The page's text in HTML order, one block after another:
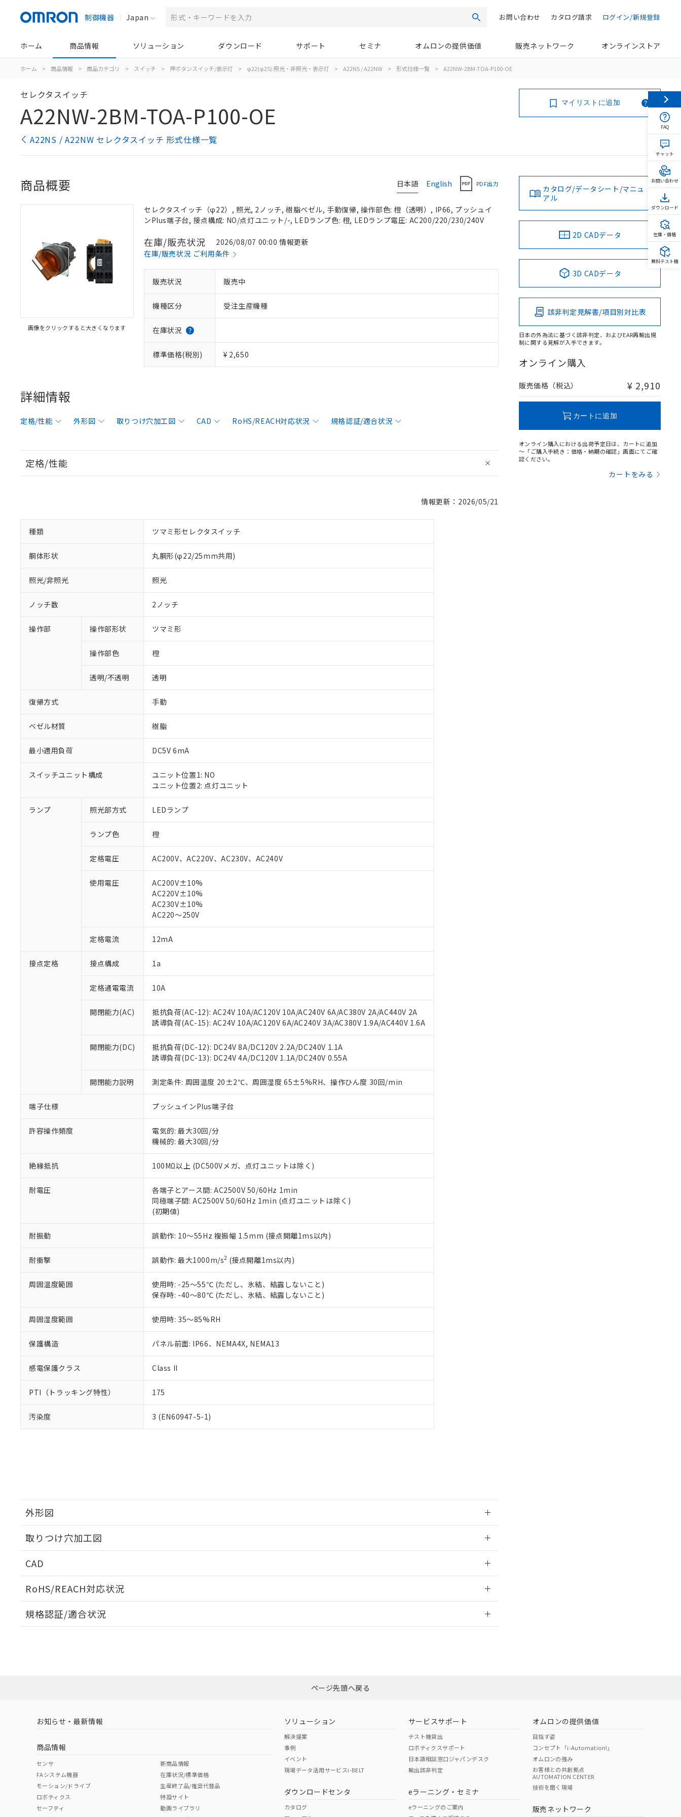
制御機器 Japan 検索 ログイン/新規登録
カタログ請求
お問い合わせ
ホーム 商品情報 ソリューション ダウンロード サポート セミナ オムロンの提供価値 販売ネットワーク オンラインストア
ホーム > 商品情報 > 商品カテゴリ > スイッチ > 押ボタンスイッチ/表示灯 > φ22(φ25):照光・非照光・表示灯 > A22NS / A22NW > 形式仕様一覧 > A22NW-2BM-TOA-P100-OE
セレクタスイッチ
A22NW-2BM-TOA-P100-OE
A22NS / A22NW セレクタスイッチ 形式仕様一覧
マイリストに追加
日本語 English PDF出力
商品概要
画像をクリックすると大きくなります
セレクタスイッチ（φ22）, 照光, 2ノッチ, 樹脂ベゼル, 手動復帰, 操作部色: 橙（透明）, IP66, プッシュイ
ンPlus端子台, 接点構成: NO/点灯ユニット/-, LEDランプ色: 橙, LEDランプ電圧: AC200/220/230/240V
在庫/販売状況
2026/08/07 00:00 情報更新
在庫/販売状況 ご利用条件
販売状況 販売中
機種区分 受注生産機種
在庫状況
標準価格(税別) ¥ 2,650
詳細情報
定格/性能 外形図 取りつけ穴加工図 CAD RoHS/REACH対応状況 規格認証/適合状況
定格/性能
情報更新：2026/05/21
種類 ツマミ形セレクタスイッチ
胴体形状 丸胴形(φ22/25mm共用)
照光/非照光 照光
ノッチ数 2ノッチ
操作部 操作部形状 ツマミ形
操作部色 橙
透明/不透明 透明
復帰方式 手動
ベゼル材質 樹脂
最小適用負荷 DC5V 6mA
スイッチユニット構成
ユニット位置1: NO
ユニット位置2: 点灯ユニット
ランプ 照光部方式 LEDランプ
ランプ色 橙
定格電圧 AC200V、AC220V、AC230V、AC240V
使用電圧
AC200V±10%
AC220V±10%
AC230V±10%
AC220～250V
定格電流 12mA
接点定格 接点構成 1a
定格通電電流 10A
開閉能力(AC)
抵抗負荷(AC-12): AC24V 10A/AC120V 10A/AC240V 6A/AC380V 2A/AC440V 2A
誘導負荷(AC-15): AC24V 10A/AC120V 6A/AC240V 3A/AC380V 1.9A/AC440V 1.6A
開閉能力(DC)
抵抗負荷(DC-12): DC24V 8A/DC120V 2.2A/DC240V 1.1A
誘導負荷(DC-13): DC24V 4A/DC120V 1.1A/DC240V 0.55A
開閉能力説明 測定条件: 周囲温度 20±2℃、周囲湿度 65±5%RH、操作ひん度 30回/min
端子仕様 プッシュインPlus端子台
許容操作頻度
電気的: 最大30回/分
機械的: 最大30回/分
絶縁抵抗 100MΩ以上 (DC500Vメガ、点灯ユニットは除く)
耐電圧
各端子とアース間: AC2500V 50/60Hz 1min
同極端子間: AC2500V 50/60Hz 1min (点灯ユニットは除く)
(初期値)
耐振動 誤動作: 10～55Hz 複振幅 1.5mm (接点開離1ms以内)
耐衝撃 誤動作: 最大1000m/s2 (接点開離1ms以内)
周囲温度範囲
使用時: -25～55℃ (ただし、氷結、結露しないこと)
保存時: -40～80℃ (ただし、氷結、結露しないこと)
周囲湿度範囲 使用時: 35～85%RH
保護構造 パネル前面: IP66、NEMA4X, NEMA13
感電保護クラス Class II
PTI（トラッキング特性） 175
汚染度 3 (EN60947-5-1)
外形図
取りつけ穴加工図
CAD
RoHS/REACH対応状況
EU RoHS 注意事項・凡例
ダウンロードはこちら
中国 RoHS 注意事項・凡例
中国 RoHS表
Pb Hg Cr(VI)
規格認証/適合状況
カタログ/データシート/マニュ
アル
2D CADデータ
3D CADデータ
該非判定見解書/項目別対比表
日本の外為法に基づく該非判定、およびEAR再輸出規
制に関する見解が入手できます。
オンライン購入
販売価格（税込） ¥ 2,910
カートに追加
オンライン購入における出荷予定日は、カートに追加
～「ご購入手続き：価格・納期の確認」画面にてご確
認ください。
カートをみる
ご利用条件
以下の条件をお読みいただき、同意のうえご利用ください。
正式な納期状況および標準価格はお客様のお取引先、またはお客様担当のオムロン制御機器販売店・
当社販売員にご相談ください。
オムロン制御機器販売店や当社販売拠点は「販売ネットワーク
」をご確認ください。
在庫状況および標準価格結果を当社の事前の承諾なく第三者に漏洩または開示しないようお願いしま
す。
マイパーツ機能（部品リスト作成サービス）をご利用いただくには、I-Webメンバーズにご登録され
ている必要があります。
が、当社の製品・サービスに関するお客様との取引・商談に必要な範囲で利用することをご了承くだ
さい。
※当社の共同利用者とは、
いる法人を指します。
対応予定：EU RoHS指令（10物質）の非含有に対応した製品に切り替える予定のある商品です。
対応予定なし：EU RoHS指令（10物質）の非含有に非対応の商品で、対応品を出す予定はありません。
調査・確認中：EU RoHS指令（10物質）の非含有の対応状況を調査中または確認中の商品です。
非該当品：ライセンス料など無形物で、有害物質有無と関係のない商品です。
仕入先様の事情により、非含有部品としていたものが、含有品と判明した場合などやむを得ず変更すること
があります。
*EU RoHS指令（10物質）：
六価クロム(Cr(Ⅵ)) 1000ppm以下、ポリ臭化ビフェニル類(PBB) 1000ppm以下、ポリ臭化ジフェニルエーテル類(PBDE) 1000ppm以下、
但し、RoHS指令で産業用監視および制御機器に対する適用除外項目は除く。
フタル酸エステル類の４物質については閾値を超える意図的な使用がないことを確認しています。
※2 対応予定月
部品在庫の切り替え状況などにより、予定月が前後することがあります。
※3 非含有証明書ダウンロード
EU RoHS指令（10物質）の非含有証明書
51物質の非含有証明書（当社基準）
※本証明書は発行日時点で非含有を証明するもので、過去に遡って非含有を証明するものではありません。
また、RoHS指令のフタル酸エステル類４物質の対応では、対応完了までの期間は出荷製品に未対応品が
混在することから備考欄に対応日を記載しておりました。
既に当社にて対応品への在庫切替を完了していることから、特段のことがない限り、2022年1月12日よ
※1 中国RoHS○×表
「×」：最大均質材料含有率が中国RoHSの基準値を超えていることを示します。
「－」：未確認です。当社販売部門へお問い合わせください。
Pb(鉛) :1000ppm、 Hg(水銀) : 1000ppm、 Cd(カドミウム) : 100ppm、
DBP(フタル酸ジブチル) : 1000ppm、 DIBP(フタル酸ジイソブチル) : 1000ppm、 BBP(フタル酸ブチルベンジル) : 1000ppm、
※2 環境保護使用期限
「ｅ」：有害物質（10物質）のすべてが基準値以下であることを示します。
「10」：通常の使用状況下において有害物質が外部に漏えいし、環境に深刻な影響を及ぼさない年数を意
味します。
「－」：未確認です。当社販売部門へお問い合わせください。
う）を輸出または国外への提供する場合は、日本国政府の輸出許可(または役務取引許可)を取得する
置等に一切使用いたしません。
当社は、貴社製品を第三者に販売する場合は、上記1、2および3の内容を当該第三者に通知します。
また当社は、販売先および販売に係わる関係者が違法に輸出するおそれがある場合は、取り引きをい
たしません。
記
説明
△ 一定数には満たないが在庫あり
－
在庫なし(最新の在庫状況については、お客様のお取引先、またはお客様担当のオムロン制御
機器販売店・当社販売員にご確認ください)
空
白
受注生産機種、また在庫状況の情報を公開していない機種
ページ先頭へ戻る
お知らせ・最新情報
商品情報
センサ
FAシステム機器
モーション/ドライブ
ロボティクス
セーフティ
新商品情報
在庫状況/標準価格
生産終了品/推奨代替品
特設サイト
動画ライブラリ
ソリューション
解決提案
事例
イベント
現場データ活用サービスi-BELT
ダウンロードセンタ
カタログ
サービスサポート
テスト機貸出
ロボティクスサポート
日本語相談窓口ジャパンデスク
輸出該非判定
eラーニング・セミナ
eラーニングのご案内
オムロンの提供価値
目指す姿
コンセプト「i-Automation!」
オムロンの強み
お客様との共創拠点
AUTOMATION CENTER
技術を磨く現場
販売ネットワーク
FAQ
チャット
お問い合わせ
ダウンロード
在庫・価格
無料テスト機